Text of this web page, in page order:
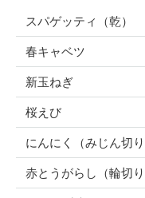
スパゲッティ（乾）
春キャベツ
新玉ねぎ
桜えび
にんにく（みじん切
赤とうがらし（輪切